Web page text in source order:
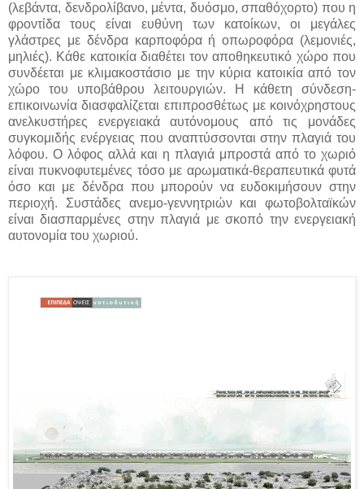
(λεβάντα, δενδρολίβανο, μέντα, δυόσμο, σπαθόχορτο) που η
φροντίδα τους είναι ευθύνη των κατοίκων, οι μεγάλες
γλάστρες με δένδρα καρποφόρα ή οπωροφόρα (λεμονιές,
μηλιές). Κάθε κατοικία διαθέτει τον αποθηκευτικό χώρο που
συνδέεται με κλιμακοστάσιο με την κύρια κατοικία από τον
χώρο του υποβάθρου λειτουργιών. Η κάθετη σύνδεση-
επικοινωνία διασφαλίζεται επιπροσθέτως με κοινόχρηστους
ανελκυστήρες ενεργειακά αυτόνομους από τις μονάδες
συγκομιδής ενέργειας που αναπτύσσονται στην πλαγιά του
λόφου. Ο λόφος αλλά και η πλαγιά μπροστά από το χωριό
είναι πυκνοφυτεμένες τόσο με αρωματικά-θεραπευτικά φυτά
όσο και με δένδρα που μπορούν να ευδοκιμήσουν στην
περιοχή. Συστάδες ανεμο-γεννητριών και φωτοβολταϊκών
είναι διασπαρμένες στην πλαγιά με σκοπό την ενεργειακή
αυτονομία του χωριού.